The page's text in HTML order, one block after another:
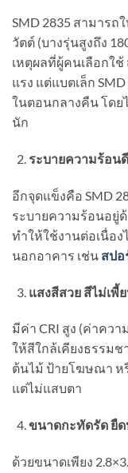
SMD 2835 สามารถ
วัตต์ (บางรุ่นสูงถึง
เหตุผลที่ผู้คนเลือกใช้
แรง แต่แบตเล็ก
ในตอนกลางคืน โดย
นัก
ระบายความร้อนดี
อีกจุดแข็งคือ SMD
ระบายความร้อนอยู่
ทำให้ใช้งานต่อเนื่อ
นอกอาคาร เช่น สปอ
แสงสีสวย สีไม่เพี้
มีค่า CRI สูง (ค่าคว
ให้สีใกล้เคียงธรรมช
ต้นไม้ ป้ายโฆษณา ห
แต่ไม่แสบตา
ขนาดกะทัดรัด ยื
ด้วยขนาดเพียง